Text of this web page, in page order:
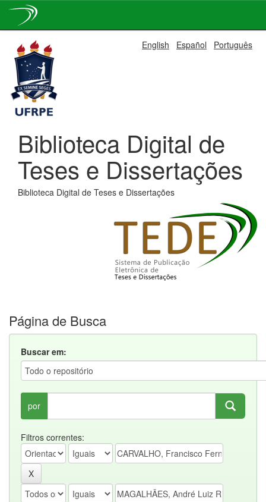
navigation
English Español Português
Biblioteca Digital de
Teses e Dissertações
Biblioteca Digital de Teses e Dissertações
Página de Busca
Buscar em:
por
Filtros correntes: